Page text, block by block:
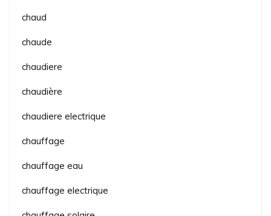
chaud
chaude
chaudiere
chaudière
chaudiere electrique
chauffage
chauffage eau
chauffage electrique